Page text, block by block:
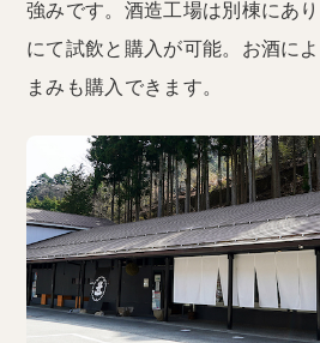
強みです。酒造工場は別棟にあ
にて試飲と購入が可能。お酒に
まみも購入できます。